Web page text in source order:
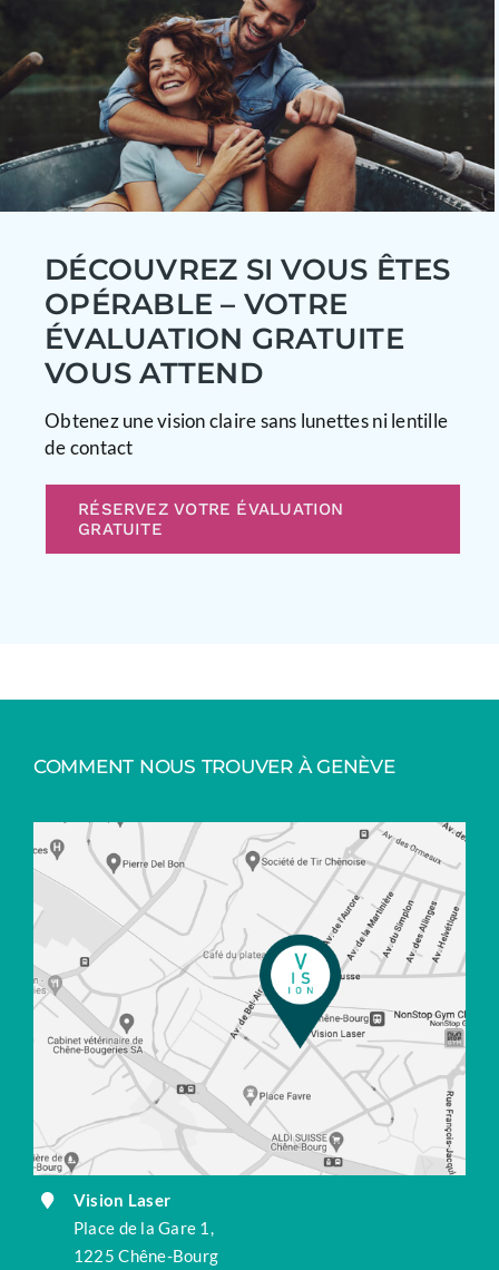
DÉCOUVREZ SI VOUS ÊTES
OPÉRABLE – VOTRE
ÉVALUATION GRATUITE
VOUS ATTEND
Obtenez une vision claire sans lunettes ni lentille
de contact
RÉSERVEZ VOTRE ÉVALUATION
GRATUITE
COMMENT NOUS TROUVER À GENÈVE
Vision Laser
Place de la Gare 1,
1225 Chêne-Bourg